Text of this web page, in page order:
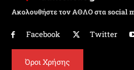
Ακολουθήστε τον ΑΘΛΟ στα social
Facebook Twitter
Όροι Χρήσης